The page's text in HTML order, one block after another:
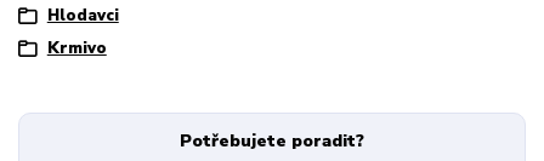
Hlodavci
Krmivo
Potřebujete poradit?